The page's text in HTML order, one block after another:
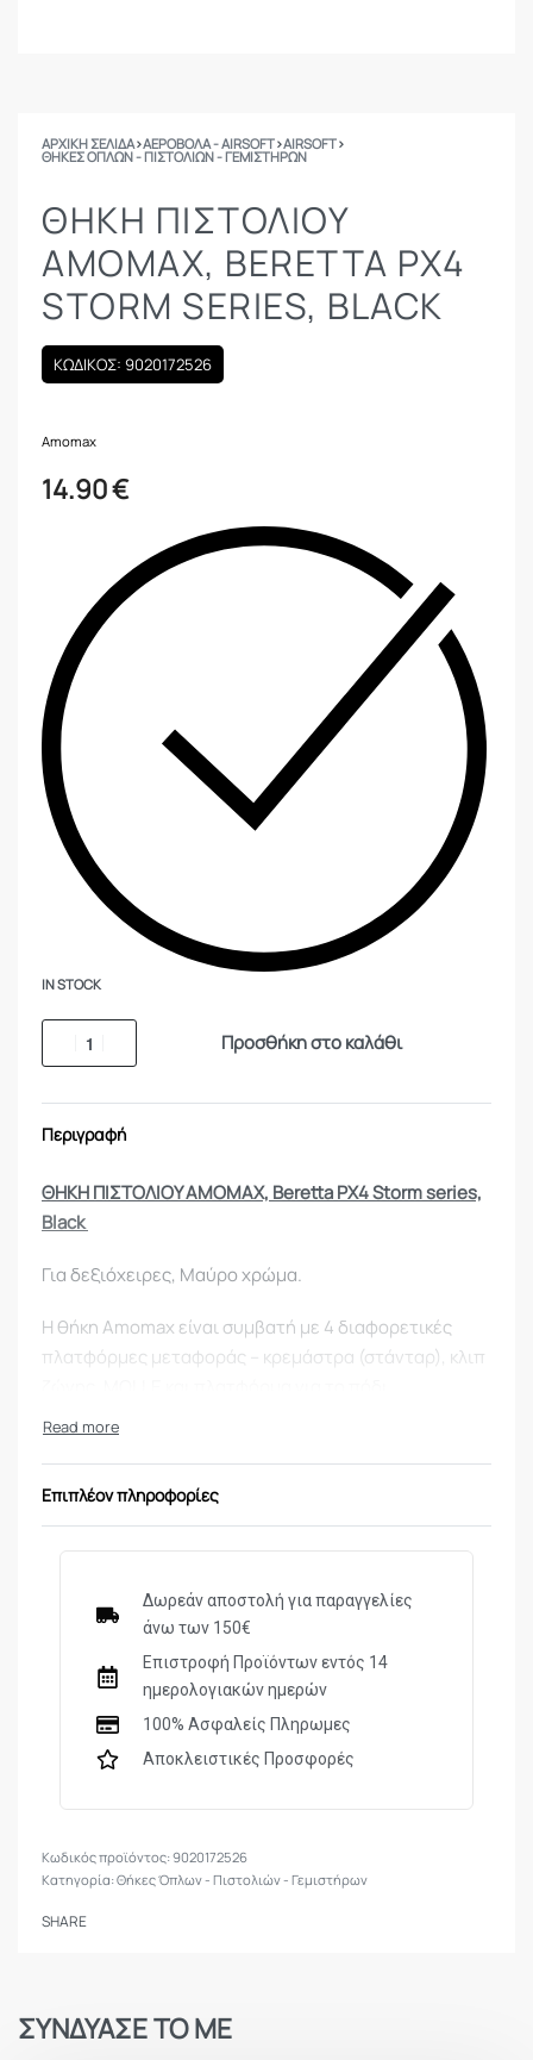
ΑΡΧΙΚΉ ΣΕΛΊΔΑ›ΑΕΡΟΒΟΛΑ - AIRSOFT›AIRSOFT›
ΘΉΚΕΣ ΌΠΛΩΝ - ΠΙΣΤΟΛΙΏΝ - ΓΕΜΙΣΤΉΡΩΝ
ΘΗΚΗ ΠΙΣΤΟΛΙΟΥ
AMOMAX, BERETTA PX4
STORM SERIES, BLACK
ΚΩΔΙΚΟΣ: 9020172526
Amomax
14.90€
IN STOCK
Προσθήκη στο καλάθι
Περιγραφή
ΘΗΚΗ ΠΙΣΤΟΛΙΟΥ AMOMAX, Beretta PX4 Storm series,
Black
Για δεξιόχειρες, Μαύρο χρώμα.
Η θήκη Amomax είναι συμβατή με 4 διαφορετικές
πλατφόρμες μεταφοράς – κρεμάστρα (στάνταρ), κλιπ
Όλες οι πλατφόρμες μεταφοράς μπορούν να
Επιπλέον πληροφορίες
Δωρεάν αποστολή για παραγγελίες
άνω των 150€
Επιστροφή Προϊόντων εντός 14
ημερολογιακών ημερών
100% Ασφαλείς Πληρωμες
Αποκλειστικές Προσφορές
9020172526
Κατηγορία:Θήκες Όπλων - Πιστολιών - Γεμιστήρων
SHARE
ΣΥΝΔΥΑΣΕ ΤΟ ΜΕ